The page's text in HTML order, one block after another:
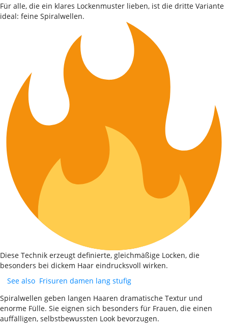
Für alle, die ein klares Lockenmuster lieben, ist die dritte Variante
ideal: feine Spiralwellen.
Diese Technik erzeugt definierte, gleichmäßige Locken, die
besonders bei dickem Haar eindrucksvoll wirken.
See also Frisuren damen lang stufig
Spiralwellen geben langen Haaren dramatische Textur und
enorme Fülle. Sie eignen sich besonders für Frauen, die einen
auffälligen, selbstbewussten Look bevorzugen.